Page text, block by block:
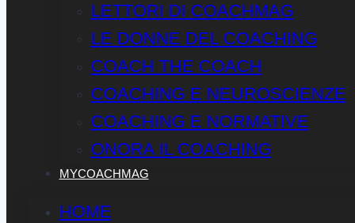
LETTORI DI COACHMAG
LE DONNE DEL COACHING
COACH THE COACH
COACHING E NEUROSCIENZE
COACHING E NORMATIVE
ONORA IL COACHING
MYCOACHMAG
HOME